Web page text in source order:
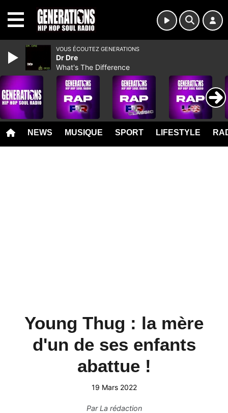
NEWS MUSIQUE SPORT LIFESTYLE
Young Thug : la mère
d'un de ses enfants
abattue !
19 Mars 2022
ParLa rédaction
VOUS ÉCOUTEZ GENERATIONS
Dr Dre
What's The Difference